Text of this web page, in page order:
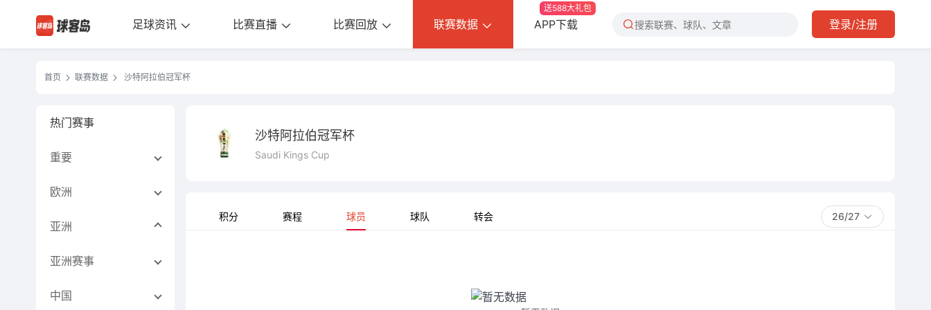
足球资讯 比赛直播 比赛回放 联赛数据 APP下载
送588大礼包
登录/注册
首页 联赛数据 沙特阿拉伯冠军杯
热门赛事
重要
欧洲
亚洲
亚洲赛事
中国
沙特阿拉伯冠军杯
Saudi Kings Cup
积分 赛程 球员 球队 转会 26/27